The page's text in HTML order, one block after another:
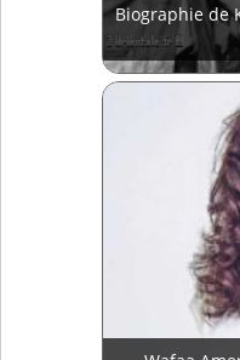
Biographie de